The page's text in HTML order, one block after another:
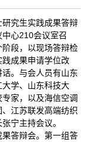
究生实践成果答辩
心210会议室召
段，以现场答辩检
成果申请学位改
。与会人员有山东
学、山东科技大
家，以及海信空调
江苏联发高端纺织
宁主持会议。
答辩会。第一组答